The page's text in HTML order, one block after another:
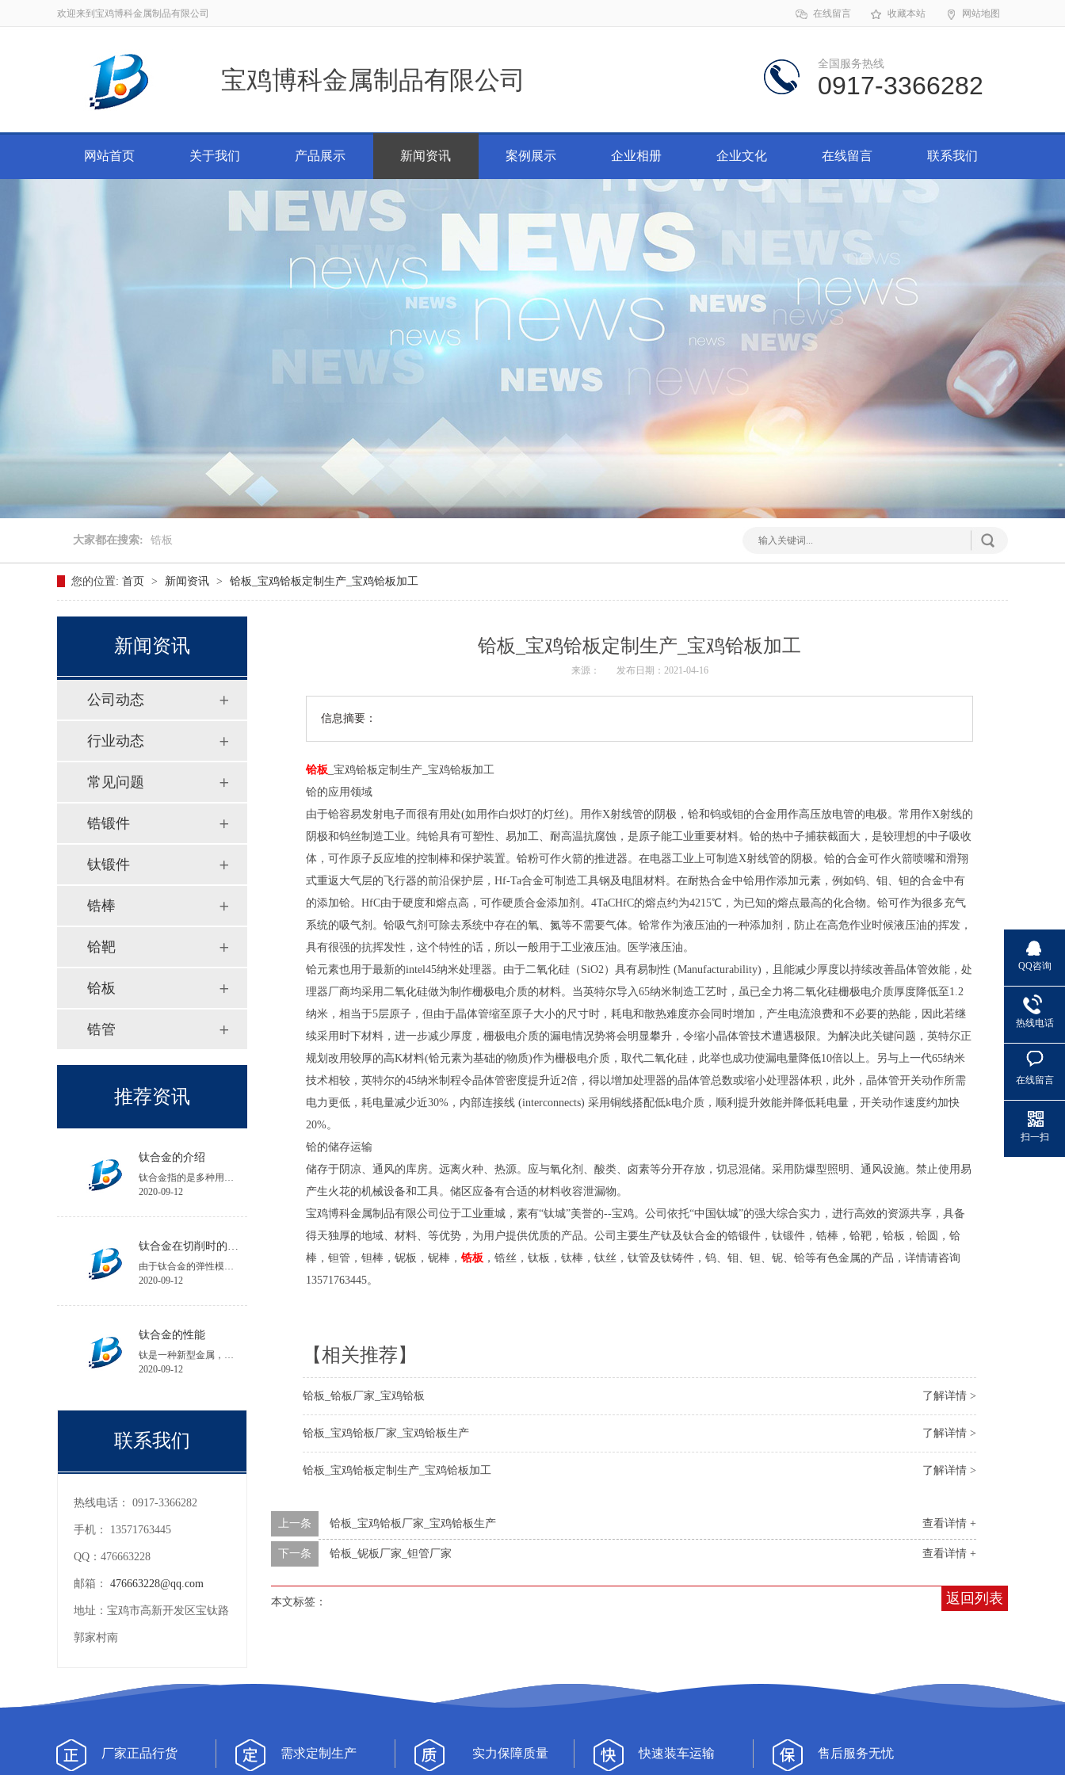
在线留言 收藏本站 网站地图
欢迎来到宝鸡博科金属制品有限公司
宝鸡博科金属制品有限公司
全国服务热线
0917-3366282
网站首页 关于我们 产品展示 新闻资讯 案例展示 企业相册 企业文化 在线留言 联系我们
大家都在搜索: 锆板
您的位置: 首页 > 新闻资讯 > 铪板_宝鸡铪板定制生产_宝鸡铪板加工
铪板_宝鸡铪板定制生产_宝鸡铪板加工
来源： 发布日期：2021-04-16
信息摘要：
铪板 _宝鸡铪板定制生产_宝鸡铪板加工
铪的应用领域
由于铪容易发射电子而很有用处(如用作白炽灯的灯丝)。用作X射线管的阴极，铪和钨或钼的合金用作高压放电管的电极。常用作X射线的
阴极和钨丝制造工业。纯铪具有可塑性、易加工、耐高温抗腐蚀，是原子能工业重要材料。铪的热中子捕获截面大，是较理想的中子吸收
体，可作原子反应堆的控制棒和保护装置。铪粉可作火箭的推进器。在电器工业上可制造X射线管的阴极。铪的合金可作火箭喷嘴和滑翔
式重返大气层的飞行器的前沿保护层，Hf-Ta合金可制造工具钢及电阻材料。在耐热合金中铪用作添加元素，例如钨、钼、钽的合金中有
的添加铪。HfC由于硬度和熔点高，可作硬质合金添加剂。4TaCHfC的熔点约为4215℃，为已知的熔点最高的化合物。铪可作为很多充气
系统的吸气剂。铪吸气剂可除去系统中存在的氧、氮等不需要气体。铪常作为液压油的一种添加剂，防止在高危作业时候液压油的挥发，
具有很强的抗挥发性，这个特性的话，所以一般用于工业液压油。医学液压油。
铪元素也用于最新的intel45纳米处理器。由于二氧化硅（SiO2）具有易制性 (Manufacturability)，且能减少厚度以持续改善晶体管效能，处
理器厂商均采用二氧化硅做为制作栅极电介质的材料。当英特尔导入65纳米制造工艺时，虽已全力将二氧化硅栅极电介质厚度降低至1.2
纳米，相当于5层原子，但由于晶体管缩至原子大小的尺寸时，耗电和散热难度亦会同时增加，产生电流浪费和不必要的热能，因此若继
续采用时下材料，进一步减少厚度，栅极电介质的漏电情况势将会明显攀升，令缩小晶体管技术遭遇极限。为解决此关键问题，英特尔正
规划改用较厚的高K材料(铪元素为基础的物质)作为栅极电介质，取代二氧化硅，此举也成功使漏电量降低10倍以上。另与上一代65纳米
技术相较，英特尔的45纳米制程令晶体管密度提升近2倍，得以增加处理器的晶体管总数或缩小处理器体积，此外，晶体管开关动作所需
电力更低，耗电量减少近30%，内部连接线 (interconnects) 采用铜线搭配低k电介质，顺利提升效能并降低耗电量，开关动作速度约加快
20%。
铪的储存运输
储存于阴凉、通风的库房。远离火种、热源。应与氧化剂、酸类、卤素等分开存放，切忌混储。采用防爆型照明、通风设施。禁止使用易
产生火花的机械设备和工具。储区应备有合适的材料收容泄漏物。
宝鸡博科金属制品有限公司位于工业重城，素有“钛城”美誉的--宝鸡。公司依托“中国钛城”的强大综合实力，进行高效的资源共享，具备
得天独厚的地域、材料、等优势，为用户提供优质的产品。公司主要生产钛及钛合金的锆锻件，钛锻件，锆棒，铪靶，铪板，铪圆，铪
棒，钽管，钽棒，铌板，铌棒， 锆板 ，锆丝，钛板，钛棒，钛丝，钛管及钛铸件，钨、钼、钽、铌、铪等有色金属的产品，详情请咨询
13571763445。
【相关推荐】
了解详情 >
铪板_铪板厂家_宝鸡铪板
了解详情 >
铪板_宝鸡铪板厂家_宝鸡铪板生产
了解详情 >
铪板_宝鸡铪板定制生产_宝鸡铪板加工
查看详情 +
上一条 铪板_宝鸡铪板厂家_宝鸡铪板生产
查看详情 +
下一条 铪板_铌板厂家_钽管厂家
返回列表
本文标签：
新闻资讯
公司动态
行业动态
常见问题
锆锻件
钛锻件
锆棒
铪靶
铪板
锆管
推荐资讯
钛合金的介绍
钛合金指的是多种用钛与其他金属制成的合金金属。
2020-09-12
钛合金在切削时的注意事项
由于钛合金的弹性模量小，工件在加工中的夹紧变形和受力变形大，会降低工件的加工精度；工件安装时夹紧力不宜过大，必要时可增加辅助支承。
2020-09-12
钛合金的性能
钛是一种新型金属，钛的性能与所含碳、氮、氢、氧等杂质含量有关，碘化钛杂质含量不超过0.1%。
2020-09-12
联系我们
热线电话： 0917-3366282
手机： 13571763445
QQ： 476663228
邮箱： 476663228@qq.com
地址： 宝鸡市高新开发区宝钛路
郭家村南
厂家正品行货 需求定制生产 实力保障质量 快速装车运输 售后服务无忧
QQ咨询
热线电话
在线留言
扫一扫